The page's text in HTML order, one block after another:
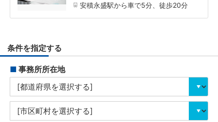
安積永盛駅から車で5分、徒歩20分
条件を指定する
■ 事務所所在地